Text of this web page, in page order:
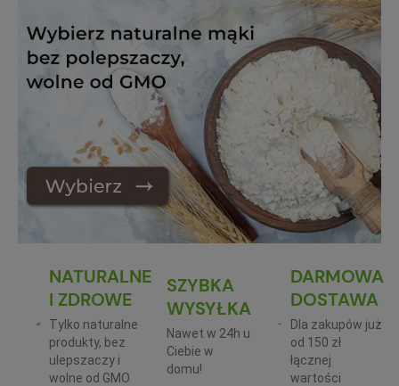
NATURALNE
I ZDROWE
Tylko naturalne
produkty, bez
ulepszaczy i
wolne od GMO
SZYBKA
WYSYŁKA
Nawet w 24h u
Ciebie w
domu!
DARMOWA
DOSTAWA
Dla zakupów już
od 150 zł
łącznej
wartości